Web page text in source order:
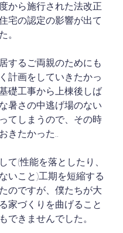
から施行された法改正
宅の認定の影響が出て
。
するご両親のためにも
計画をしていきたかっ
礎工事から上棟後しば
暑さの中逃げ場のない
てしまうので、その時
きたかった..
て(性能を落としたり、
いこと)工期を短縮する
のですが、僕たちが大
家づくりを曲げること
できませんでした。